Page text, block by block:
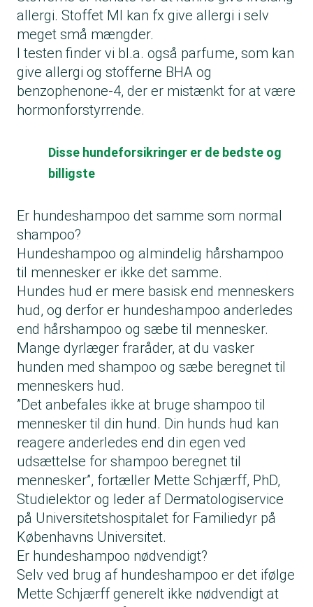
allergi. Stoffet MI kan fx give allergi i selv
meget små mængder.
I testen finder vi bl.a. også parfume, som kan
give allergi og stofferne BHA og
benzophenone-4, der er mistænkt for at være
hormonforstyrrende.
Disse hundeforsikringer er de bedste og
billigste
Er hundeshampoo det samme som normal
shampoo?
Hundeshampoo og almindelig hårshampoo
til mennesker er ikke det samme.
Hundes hud er mere basisk end menneskers
hud, og derfor er hundeshampoo anderledes
end hårshampoo og sæbe til mennesker.
Mange dyrlæger fraråder, at du vasker
hunden med shampoo og sæbe beregnet til
menneskers hud.
”Det anbefales ikke at bruge shampoo til
mennesker til din hund. Din hunds hud kan
reagere anderledes end din egen ved
udsættelse for shampoo beregnet til
mennesker”, fortæller Mette Schjærff, PhD,
Studielektor og leder af Dermatologiservice
på Universitetshospitalet for Familiedyr på
Københavns Universitet.
Er hundeshampoo nødvendigt?
Selv ved brug af hundeshampoo er det ifølge
Mette Schjærff generelt ikke nødvendigt at